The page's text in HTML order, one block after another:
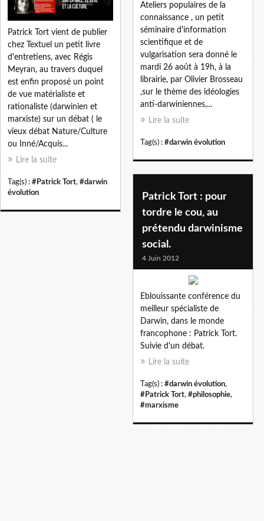
Patrick Tort vient de publier
chez Textuel un petit livre
d'entretiens, avec Régis
Meyran, au travers duquel
est enfin proposé un point
de vue matérialiste et
rationaliste (darwinien et
marxiste) sur un débat ( le
vieux débat Nature/Culture
ou Inné/Acquis...
Lire la suite
Tag(s) : #Patrick Tort, #darwin
évolution
Ateliers populaires de la
connaissance , un petit
séminaire d'information
scientifique et de
vulgarisation sera donné le
mardi 26 août à 19h, à la
librairie, par Olivier Brosseau
,sur le thème des idéologies
anti-darwiniennes,...
Lire la suite
Tag(s) : #darwin évolution
Patrick Tort : pour
tordre le cou, au
prétendu darwinisme
social.
4 Juin 2012
Eblouissante conférence du
meilleur spécialiste de
Darwin, dans le monde
francophone : Patrick Tort.
Suivie d'un débat.
Lire la suite
Tag(s) : #darwin évolution,
#Patrick Tort, #philosophie,
#marxisme